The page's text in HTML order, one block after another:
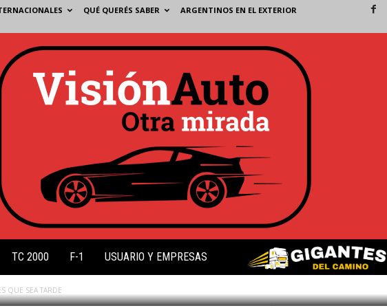
QUÉ QUERÉS SABER ARGENTINOS EN EL EXTERIOR
TC 2000 F-1 USUARIO Y EMPRESAS
QUE SEA TARDE
TARDE